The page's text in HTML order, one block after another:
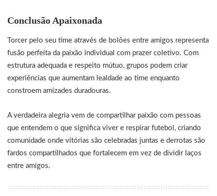
Conclusão Apaixonada
Torcer pelo seu time através de bolões entre amigos representa
fusão perfeita da paixão individual com prazer coletivo. Com
estrutura adequada e respeito mútuo, grupos podem criar
experiências que aumentam lealdade ao time enquanto
constroem amizades duradouras.
A verdadeira alegria vem de compartilhar paixão com pessoas
que entendem o que significa viver e respirar futebol, criando
comunidade onde vitórias são celebradas juntas e derrotas são
fardos compartilhados que fortalecem em vez de dividir laços
entre amigos.